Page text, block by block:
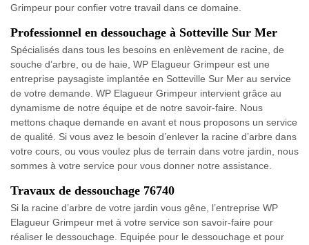
Grimpeur pour confier votre travail dans ce domaine.
Professionnel en dessouchage à Sotteville Sur Mer
Spécialisés dans tous les besoins en enlèvement de racine, de
souche d’arbre, ou de haie, WP Elagueur Grimpeur est une
entreprise paysagiste implantée en Sotteville Sur Mer au service
de votre demande. WP Elagueur Grimpeur intervient grâce au
dynamisme de notre équipe et de notre savoir-faire. Nous
mettons chaque demande en avant et nous proposons un service
de qualité. Si vous avez le besoin d’enlever la racine d’arbre dans
votre cours, ou vous voulez plus de terrain dans votre jardin, nous
sommes à votre service pour vous donner notre assistance.
Travaux de dessouchage 76740
Si la racine d’arbre de votre jardin vous gêne, l’entreprise WP
Elagueur Grimpeur met à votre service son savoir-faire pour
réaliser le dessouchage. Equipée pour le dessouchage et pour